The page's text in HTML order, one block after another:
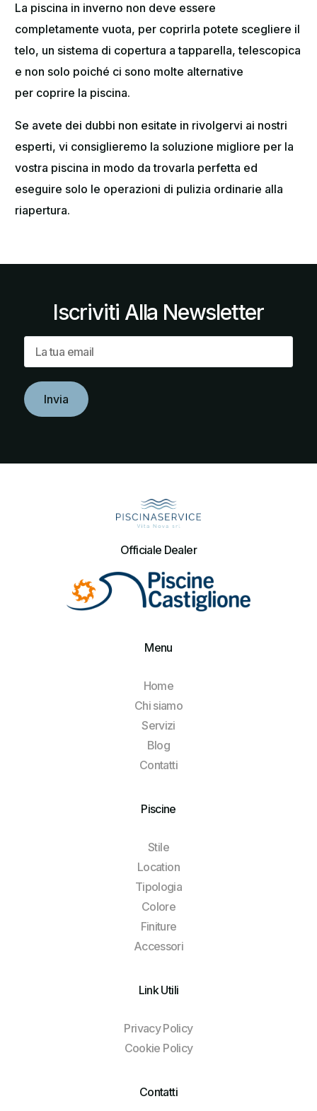
La piscina in inverno non deve essere
completamente vuota, per coprirla potete scegliere il
telo, un sistema di copertura a tapparella, telescopica
e non solo poiché ci sono molte alternative
per coprire la piscina.
Se avete dei dubbi non esitate in rivolgervi ai nostri
esperti, vi consiglieremo la soluzione migliore per la
vostra piscina in modo da trovarla perfetta ed
eseguire solo le operazioni di pulizia ordinarie alla
riapertura.
Iscriviti Alla Newsletter
Officiale Dealer
Menu
Home
Chi siamo
Servizi
Blog
Contatti
Piscine
Stile
Location
Tipologia
Colore
Finiture
Accessori
Link Utili
Privacy Policy
Cookie Policy
Contatti